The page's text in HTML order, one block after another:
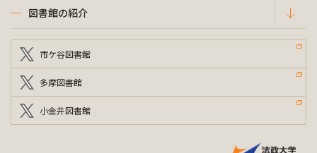
図書館の紹介
市ケ谷図書館
多摩図書館
小金井図書館